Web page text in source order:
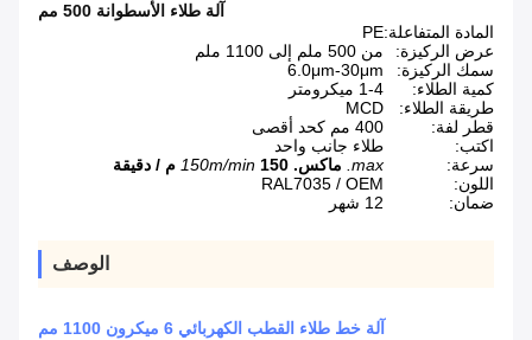
آلة طلاء الأسطوانة 500 مم
المادة المتفاعلة:PE
عرض الركيزة:
من 500 ملم إلى 1100 ملم
سمك الركيزة:
6.0μm-30μm
كمية الطلاء:
1-4 ميكرومتر
طريقة الطلاء:
MCD
قطر لفة:
400 مم كحد أقصى
اكتب:
طلاء جانب واحد
سرعة:
max. ماكس. 150m/min 150 م / دقيقة
اللون:
RAL7035 / OEM
ضمان:
12 شهر
الوصف
آلة خط طلاء القطب الكهربائي 6 ميكرون 1100 مم